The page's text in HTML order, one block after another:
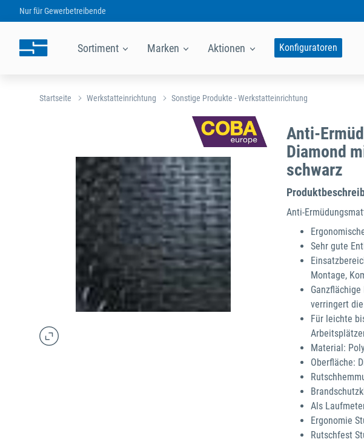
Nur fürGewerbetreibende
Sortiment Marken Aktionen Konfiguratoren
Startseite Werkstatteinrichtung Sonstige Produkte - Werkstatteinrichtung
Anti-
Diamond
schwarz
Anti-
Sehr gute
Montage,
verringert
Für leichte
Material:
Oberfläche:
Als
Ergonomie
Rutschfest